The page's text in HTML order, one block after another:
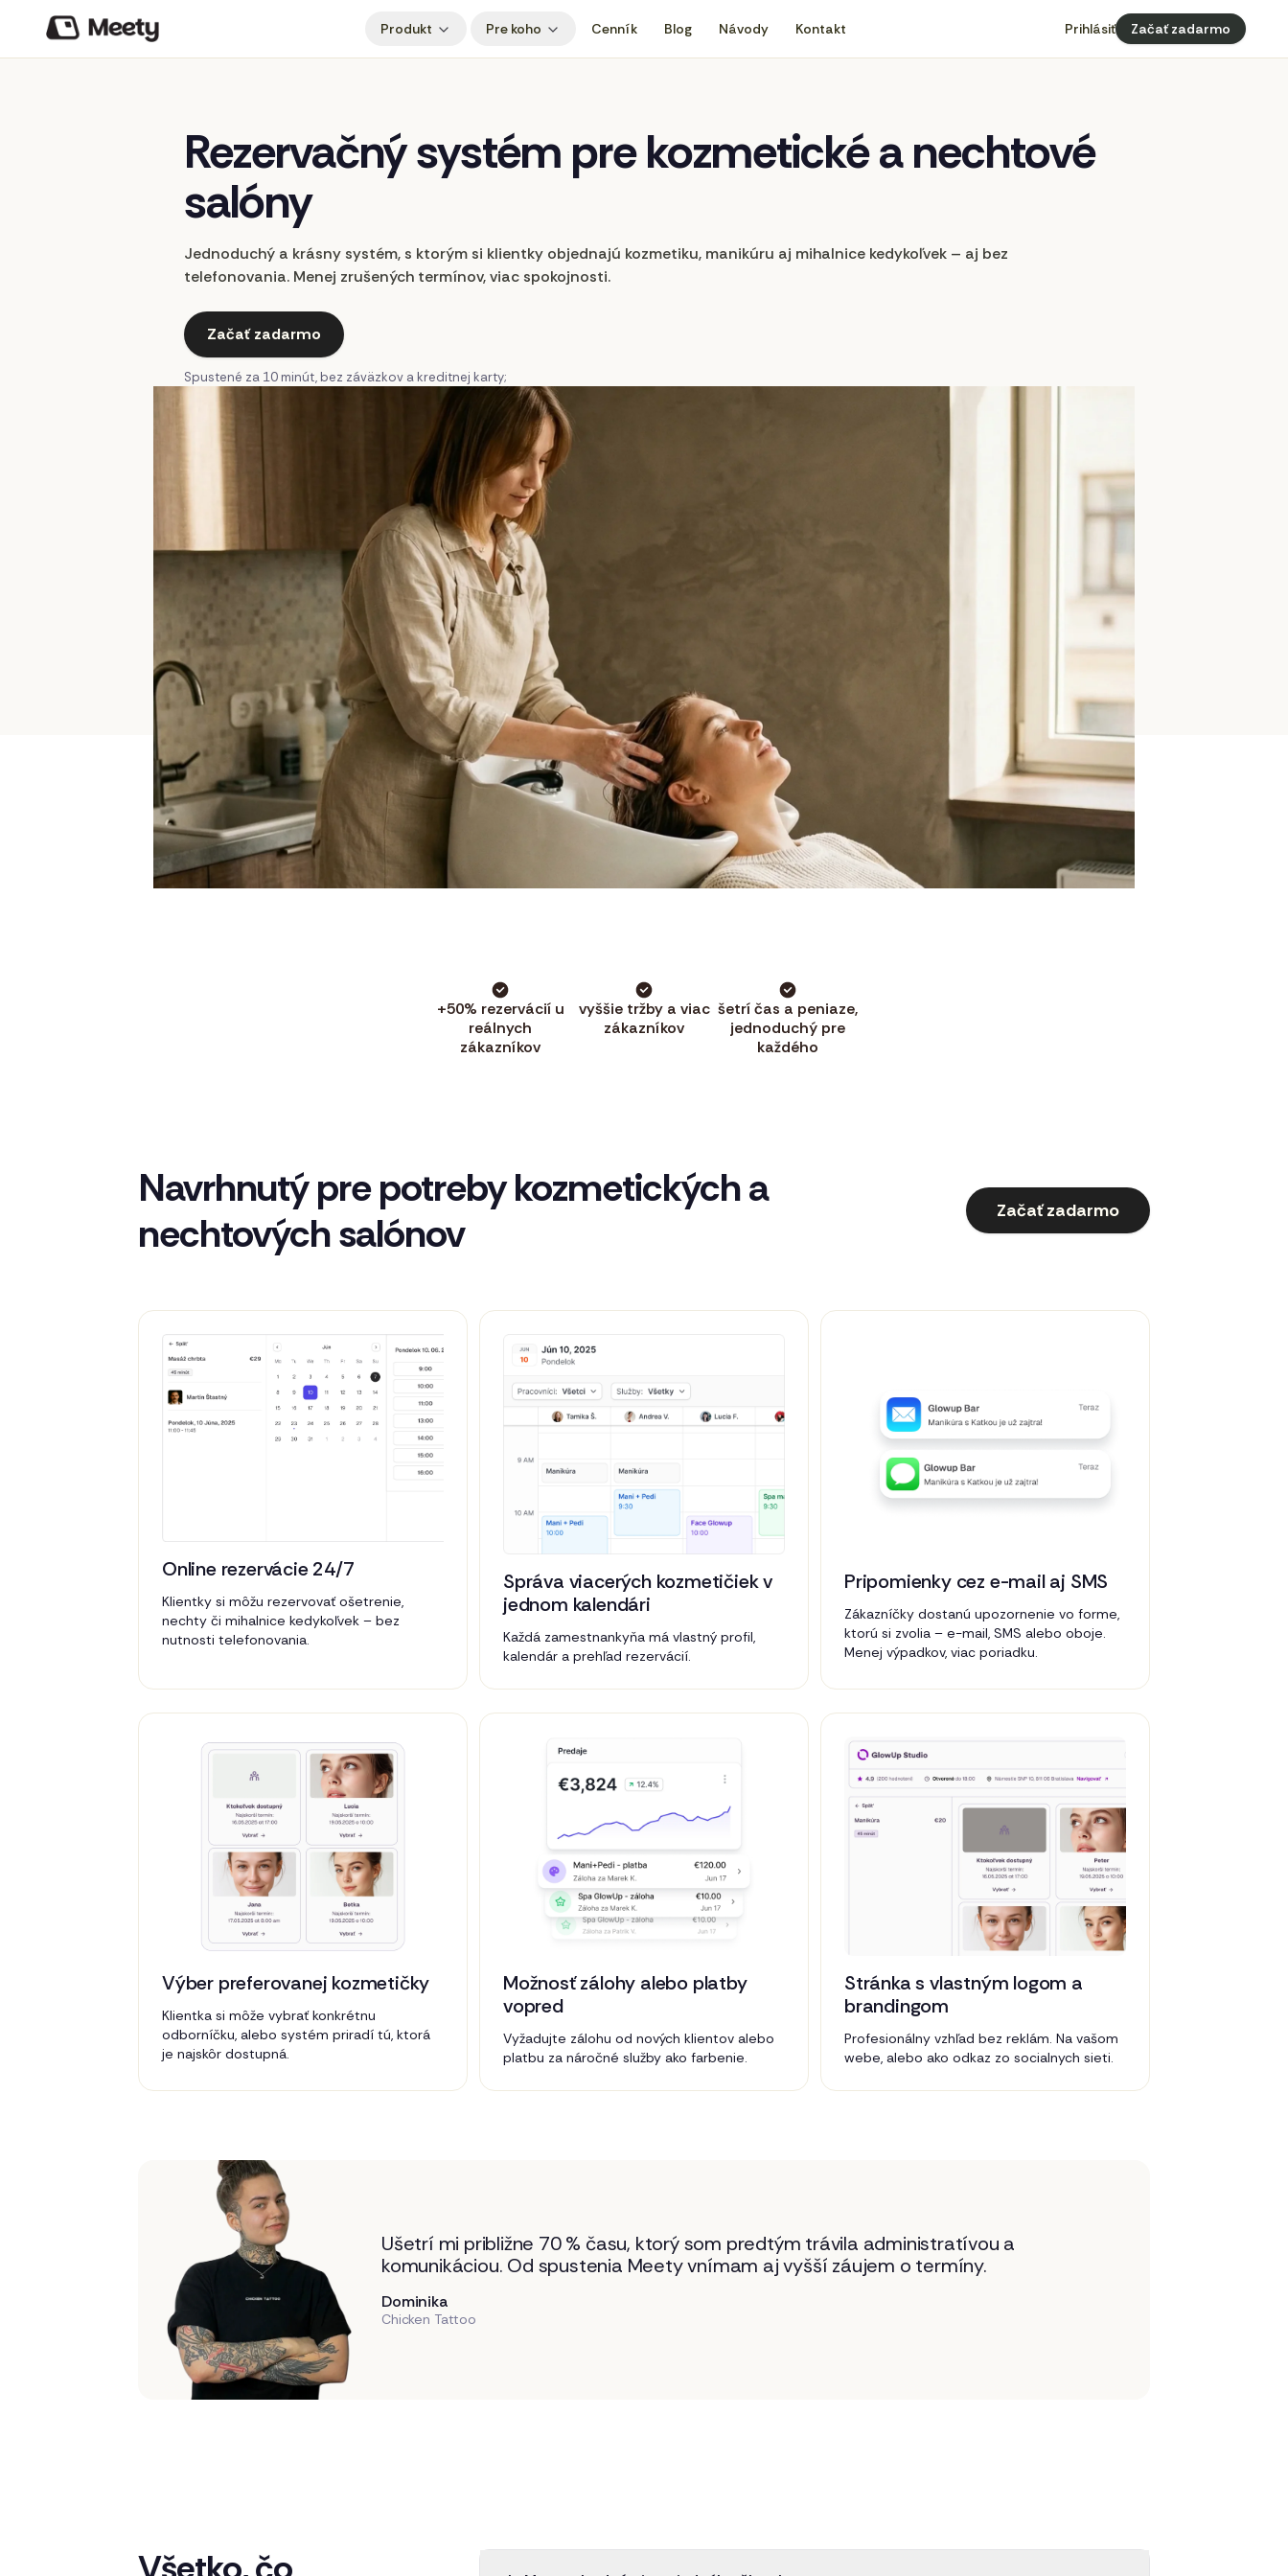
Produkt Pre koho Cenník Blog Návody Kontakt Prihlásiť Začať zadarmo
Rezervačnýsystém prekozmetickéanechtové
salóny
Jednoduchý a krásny systém, s ktorým si klientky objednajú kozmetiku, manikúru aj mihalnice kedykoľvek – aj bez
telefonovania. Menej zrušených termínov, viac spokojnosti.
Začať zadarmo
Spustené za 10 minút, bez záväzkov a kreditnej karty;
+50% rezervácií u
reálnych
zákazníkov
vyššie tržby a viac
zákazníkov
šetrí čas a peniaze,
jednoduchý pre
každého
Navrhnutý pre potreby kozmetických a
nechtových salónov
Začať zadarmo
Online rezervácie 24/7
Klientky si môžu rezervovať ošetrenie,
nechty či mihalnice kedykoľvek – bez
nutnosti telefonovania.
Správa viacerých kozmetičiek v
jednom kalendári
Každá zamestnankyňa má vlastný profil,
kalendár a prehľad rezervácií.
Pripomienky cez e-mail aj SMS
Zákazníčky dostanú upozornenie vo forme,
ktorú si zvolia – e-mail, SMS alebo oboje.
Menej výpadkov, viac poriadku.
Výber preferovanej kozmetičky
Klientka si môže vybrať konkrétnu
odborníčku, alebo systém priradí tú, ktorá
je najskôr dostupná.
Možnosť zálohy alebo platby
vopred
Vyžadujte zálohu od nových klientov alebo
platbu za náročné služby ako farbenie.
Stránka s vlastným logom a
brandingom
Profesionálny vzhľad bez reklám. Na vašom
webe, alebo ako odkaz zo socialnych sieti.
Ušetrí mi približne 70 % času, ktorý som predtým trávila administratívou a
komunikáciou. Od spustenia Meety vnímam aj vyšší záujem o termíny.
Dominika
Chicken Tattoo